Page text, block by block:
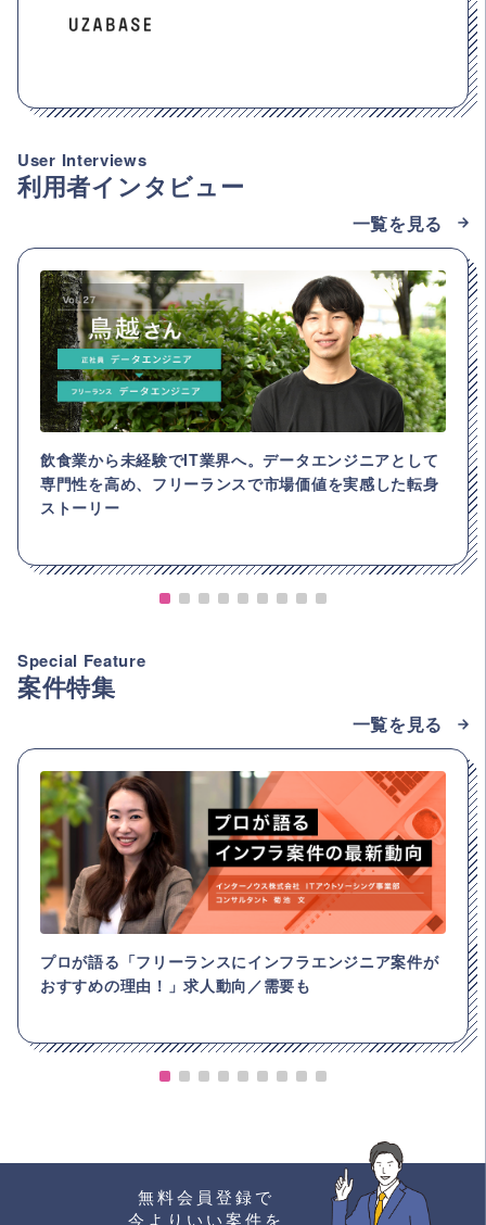
User Interviews
利用者インタビュー
一覧を見る
飲食業から未経験でIT業界へ。データエンジニアとして
専門性を高め、フリーランスで市場価値を実感した転身
ストーリー
Special Feature
案件特集
一覧を見る
プロが語る「フリーランスにインフラエンジニア案件が
おすすめの理由！」求人動向／需要も
無料会員登録で
今よりいい案件を